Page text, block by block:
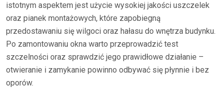
istotnym aspektem jest użycie wysokiej jakości uszczelek
oraz pianek montażowych, które zapobiegną
przedostawaniu się wilgoci oraz hałasu do wnętrza budynku.
Po zamontowaniu okna warto przeprowadzić test
szczelności oraz sprawdzić jego prawidłowe działanie –
otwieranie i zamykanie powinno odbywać się płynnie i bez
oporów.